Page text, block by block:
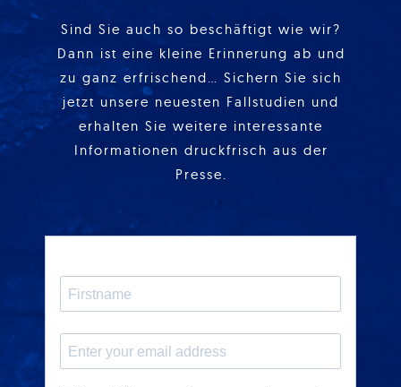
Sind Sie auch so beschäftigt wie wir?
Dann ist eine kleine Erinnerung ab und
zu ganz erfrischend… Sichern Sie sich
jetzt unsere neuesten Fallstudien und
erhalten Sie weitere interessante
Informationen druckfrisch aus der
Presse.